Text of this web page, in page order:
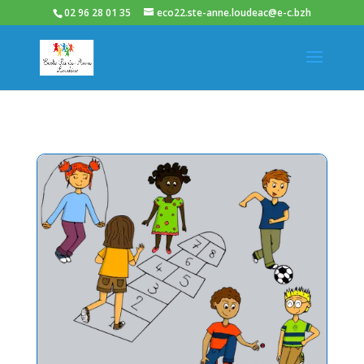
02 96 28 01 35 eco22.ste-anne.loudeac@e-c.bzh